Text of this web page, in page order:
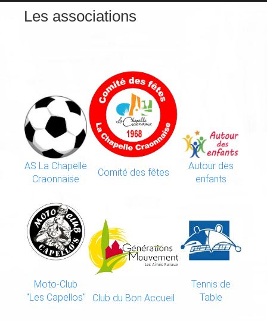
Les associations
AS La Chapelle
Craonnaise
Comité des fêtes
Autour des
enfants
Moto-Club
"Les Capellos"
Club du Bon Accueil
Tennis de
Table